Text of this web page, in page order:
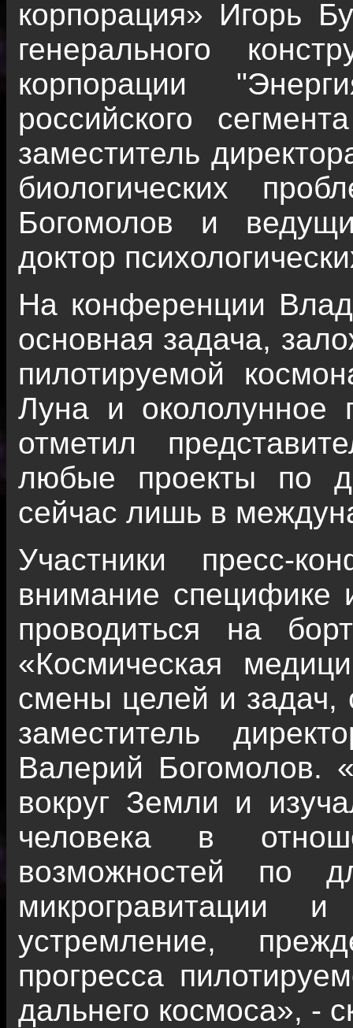
корпорация» Игорь
генерального
корпорации
российского
заместитель
биологических
Богомолов и
доктор
На конференции
основная задача,
пилотируемой
Луна и окололунное
отметил
любые проекты по
сейчас лишь в
Участники пресс-
внимание специфике
проводиться на
«Космическая
смены целей и задач,
заместитель
Валерий Богомолов.
вокруг Земли и
человека в
возможностей по
микрогравитации
устремление,
прогресса
дальнего космоса», -